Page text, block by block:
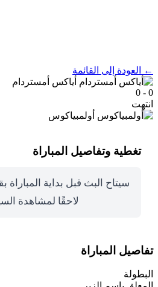
← العودة إلى القائمة
أياكس أمستردام
0 - 0
انتهت
أولمبياكوس
تغطية وتفاصيل المباراة
سيتاح البث قبل بداية
لاحقًا لمشاهدة
تفاصيل المباراة
البطولة